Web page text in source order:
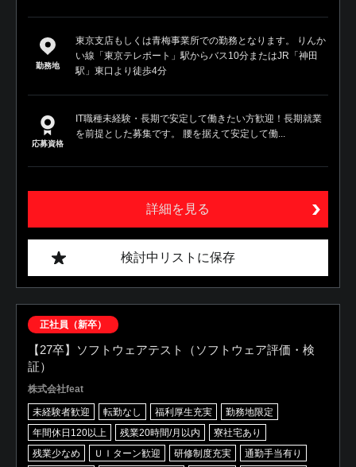
勤務地
東京支店もしくは青梅事業所での勤務となります。 りんか
い線「東京テレポート」駅からバス10分またはJR「神田
駅」東口より徒歩4分
応募資格
IT職種未経験・長期で安定して働きたい方歓迎！長期就業
を前提とした募集です。 腰を据えて安定して働...
詳細を見る
検討中リストに保存
正社員（新卒）
【27卒】ソフトウェアテスト（ソフトウェア評価・検
証）
株式会社feat
未経験者歓迎 転勤なし 福利厚生充実
勤務地限定
年間休日120以上
残業20時間/月以内
寮社宅あり
残業少なめ
ＵＩターン歓迎 研修制度充実
通勤手当有り